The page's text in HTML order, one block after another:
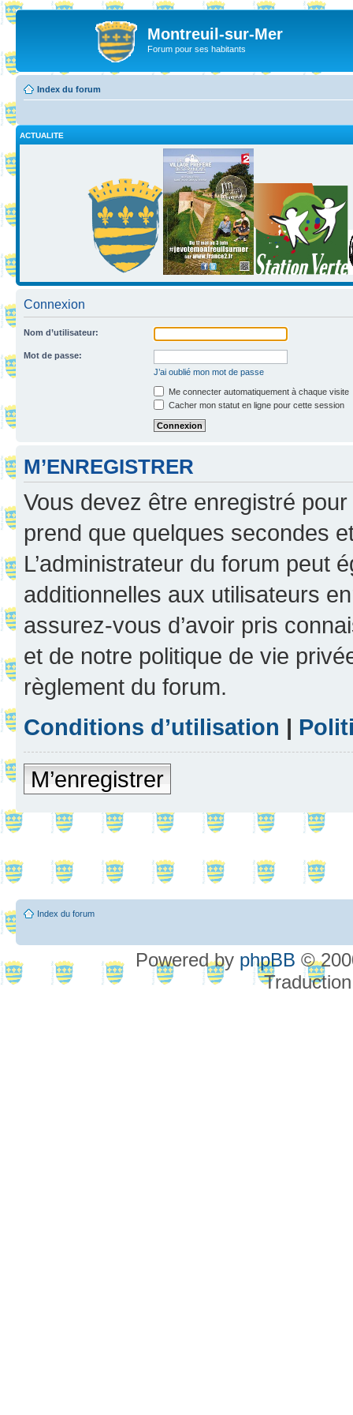
Montreuil-sur-Mer
Forum pour ses habitants
Index du forum
ACTUALITE
Connexion
Nom d’utilisateur:
Mot de passe:
J’ai oublié mon mot de passe
Me connecter automatiquement à chaque visite
Cacher mon statut en ligne pour cette session
M’ENREGISTRER
Vous devez être enregistré
prend que quelques secondes
L’administrateur du forum peut
additionnelles aux utilisateurs
assurez-vous d’avoir pris
et de notre politique de vie
règlement du forum.
Conditions d’utilisation |
M’enregistrer
Index du forum
Powered by phpBB ©